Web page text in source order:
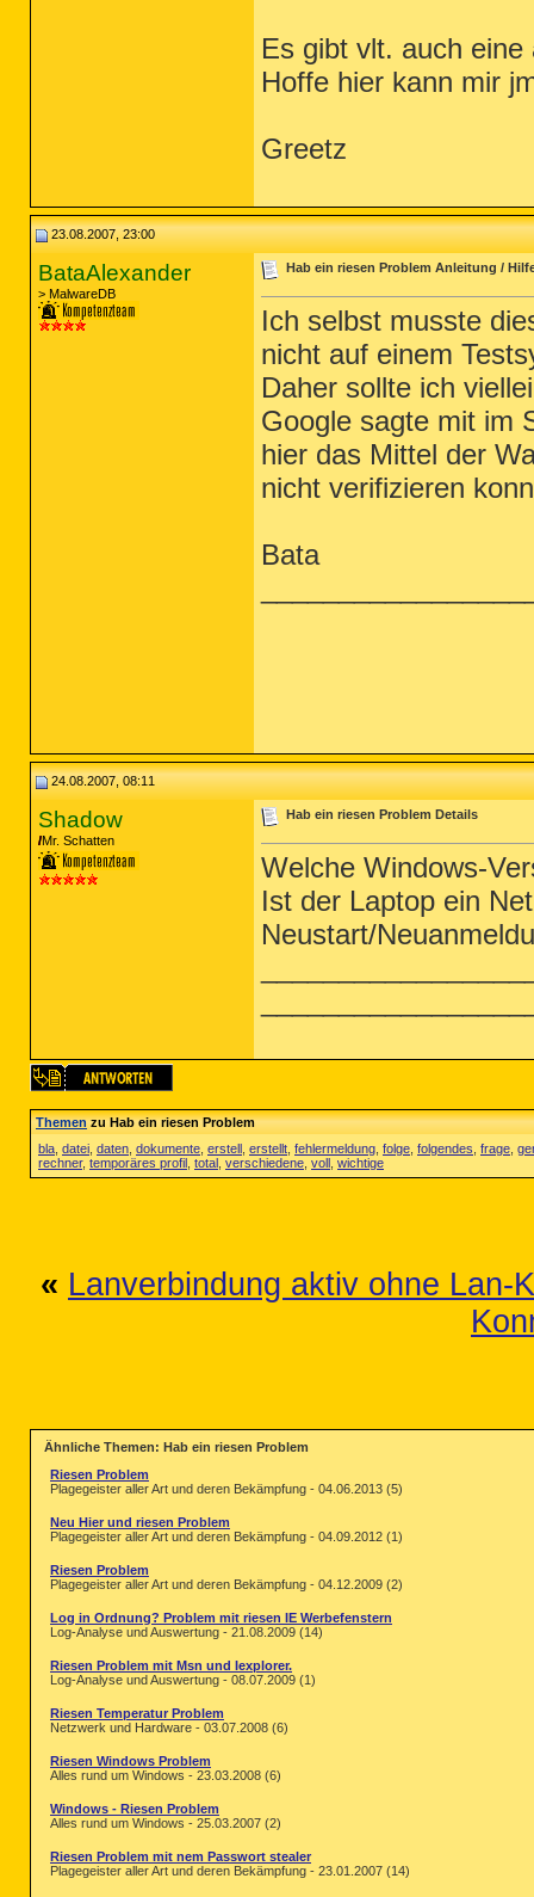
Es gibt vlt. auch
Hoffe hier kann mir
Greetz
23.08.2007, 23:00
BataAlexander
> MalwareDB
Hab ein riesen Problem Anleitung /
Ich selbst musste
nicht auf einem
Daher sollte ich
Google sagte mit im
hier das Mittel der
nicht verifizieren
Bata
24.08.2007, 08:11
Shadow
Mr. Schatten
Hab ein riesen Problem Details
Welche Windows-
Ist der Laptop ein
Neustart/
Themenzu Hab ein riesen Problem
bla datei daten dokumente erstell erstellt fehlermeldung folge folgendes frage
rechner, temporäres profil total verschiedene voll wichtige
« Lanverbindung aktiv ohne Lan-
Ähnliche Themen: Hab ein riesen Problem
Riesen Problem
Plagegeister aller Art und deren Bekämpfung - 04.06.2013 (5)
Neu Hier und riesen Problem
Plagegeister aller Art und deren Bekämpfung - 04.09.2012 (1)
Riesen Problem
Plagegeister aller Art und deren Bekämpfung - 04.12.2009 (2)
Log in Ordnung? Problem mit riesen IE Werbefenstern
Log-Analyse und Auswertung - 21.08.2009 (14)
Riesen Problem mit Msn und Iexplorer.
Log-Analyse und Auswertung - 08.07.2009 (1)
Riesen Temperatur Problem
Netzwerk und Hardware - 03.07.2008 (6)
Riesen Windows Problem
Alles rund um Windows - 23.03.2008 (6)
Windows - Riesen Problem
Alles rund um Windows - 25.03.2007 (2)
Riesen Problem mit nem Passwort stealer
Plagegeister aller Art und deren Bekämpfung - 23.01.2007 (14)